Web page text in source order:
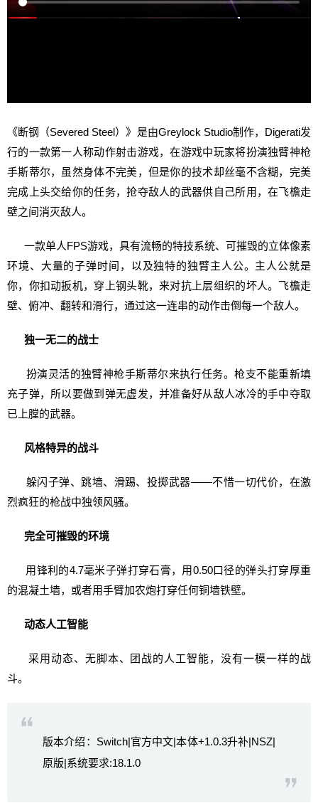
《断钢（Severed Steel）》是由Greylock Studio制作，Digerati发
行的一款第一人称动作射击游戏，在游戏中玩家将扮演独臂神枪
手斯蒂尔，虽然身体不完美，但是你的技术却丝毫不含糊，完美
完成上头交给你的任务，抢夺敌人的武器供自己所用，在飞檐走
壁之间消灭敌人。
一款单人FPS游戏，具有流畅的特技系统、可摧毁的立体像素
环境、大量的子弹时间，以及独特的独臂主人公。主人公就是
你，你扣动扳机，穿上钢头靴，来对抗上层组织的坏人。飞檐走
壁、俯冲、翻转和滑行，通过这一连串的动作击倒每一个敌人。
独一无二的战士
扮演灵活的独臂神枪手斯蒂尔来执行任务。枪支不能重新填
充子弹，所以要做到弹无虚发，并准备好从敌人冰冷的手中夺取
已上膛的武器。
风格特异的战斗
躲闪子弹、跳墙、滑踢、投掷武器——不惜一切代价，在激
烈疯狂的枪战中独领风骚。
完全可摧毁的环境
用锋利的4.7毫米子弹打穿石膏，用0.50口径的弹头打穿厚重
的混凝土墙，或者用手臂加农炮打穿任何铜墙铁壁。
动态人工智能
采用动态、无脚本、团战的人工智能，没有一模一样的战
斗。
版本介绍：Switch|官方中文|本体+1.0.3升补|NSZ|
原版|系统要求:18.1.0